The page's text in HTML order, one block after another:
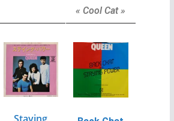
« Cool Cat »